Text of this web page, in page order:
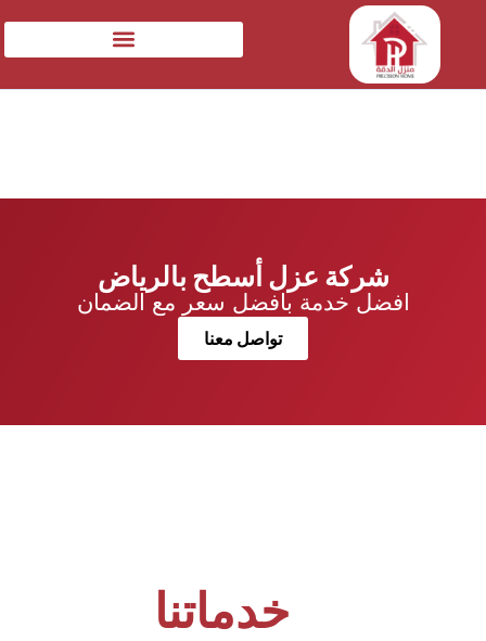
شركة عزل أسطح بالرياض
افضل خدمة بافضل سعر مع الضمان
تواصل معنا
خدماتنا